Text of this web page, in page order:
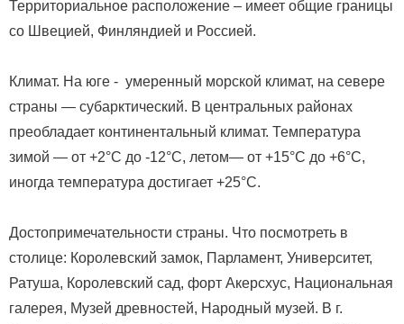
Территориальное расположение – имеет общие границы
со Швецией, Финляндией и Россией.
Климат. На юге - умеренный морской климат, на севере
страны — субарктический. В центральных районах
преобладает континентальный климат. Температура
зимой — от +2°C до -12°C, летом— от +15°C до +6°C,
иногда температура достигает +25°C.
Достопримечательности страны. Что посмотреть в
столице: Королевский замок, Парламент, Университет,
Ратуша, Королевский сад, форт Акерсхус, Национальная
галерея, Музей древностей, Народный музей. В г.